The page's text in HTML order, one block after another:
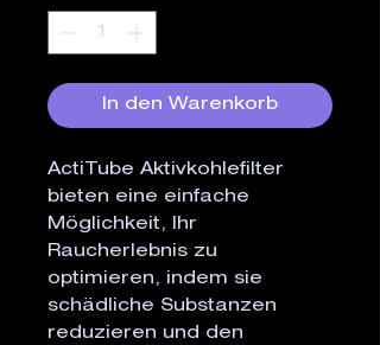
In den Warenkorb
ActiTube Aktivkohlefilter
bieten eine einfache
Möglichkeit, Ihr
Raucherlebnis zu
optimieren, indem sie
schädliche Substanzen
reduzieren und den